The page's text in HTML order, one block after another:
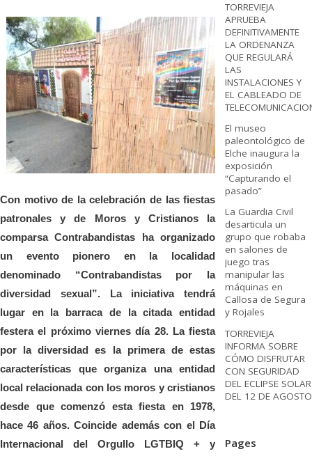
Con motivo de la celebración de las fiestas
patronales y de Moros y Cristianos la
comparsa Contrabandistas ha organizado
un evento pionero en la localidad
denominado “Contrabandistas por la
diversidad sexual”. La iniciativa tendrá
lugar en la barraca de la citada entidad
festera el próximo viernes día 28. La fiesta
por la diversidad es la primera de estas
características que organiza una entidad
local relacionada con los moros y cristianos
desde que comenzó esta fiesta en 1978,
hace 46 años. Coincide además con el Día
Internacional del Orgullo LGTBIQ + y
TORREVIEJA
APRUEBA
DEFINITIVAMENTE
LA ORDENANZA
QUE REGULARÁ
LAS
INSTALACIONES Y
EL CABLEADO DE
El museo
paleontológico de
Elche inaugura la
exposición
“Capturando el
pasado”
La Guardia Civil
desarticula un
grupo que robaba
en salones de
juego tras
manipular las
máquinas en
Callosa de Segura
y Rojales
TORREVIEJA
INFORMA SOBRE
CÓMO DISFRUTAR
CON SEGURIDAD
DEL ECLIPSE SOLAR
DEL 12 DE AGOSTO
Pages